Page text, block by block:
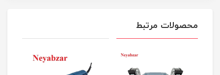
محصولات مرتبط